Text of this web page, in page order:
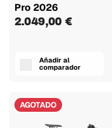
Pro 2026
2.049,00 €
Añadir al
comparador
AGOTADO